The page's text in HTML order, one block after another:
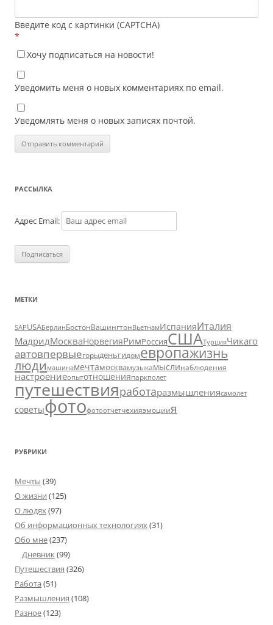
Введите код с картинки (CAPTCHA)
*
Хочу подписаться на новости!
Уведомить меня о новых комментариях по email.
Уведомлять меня о новых записях почтой.
РАССЫЛКА
Адрес Email:
МЕТКИ
SAPUSAБерлинБостонВашингтонВьетнамИспанияИталия
МадридМоскваНорвегияРимРоссияСШАТурцияЧикаго
автовпервыегорыденьгидомевропажизнь
люди машинамечтамосквамузыкамыслинаблюдения
настроениеопытотношенияпаркполет
путешествияработаразмышлениясамолет
советыфотофотоотчетчехияэмоциия
РУБРИКИ
Мечты (39)
О жизни (125)
О людях(97)
Об информационных технологиях(31)
Обо мне(237)
Дневник(99)
Путешествия (326)
Работа (51)
Размышления (108)
Разное(123)